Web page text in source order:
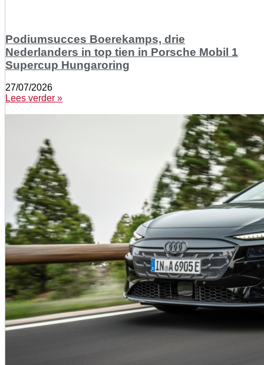
Podiumsucces Boerekamps, drie
Nederlanders in top tien in Porsche Mobil 1
Supercup Hungaroring
27/07/2026
Lees verder »